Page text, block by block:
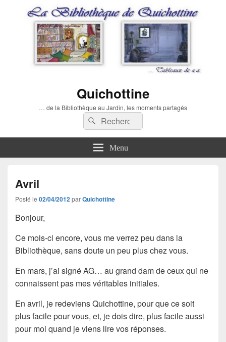
Quichottine
… de la Bibliothèque au Jardin, les moments partagés
Recherche :
Rechercher
Menu
Avril
Posté le 02/04/2012 parQuichottine
Bonjour,
Ce mois-ci encore, vous me verrez peu dans la
Bibliothèque, sans doute un peu plus chez vous.
En mars, j’ai signé AG… au grand dam de ceux qui ne
connaissent pas mes véritables initiales.
En avril, je redeviens Quichottine, pour que ce soit
plus facile pour vous, et, je dois dire, plus facile aussi
pour moi quand je viens lire vos réponses.